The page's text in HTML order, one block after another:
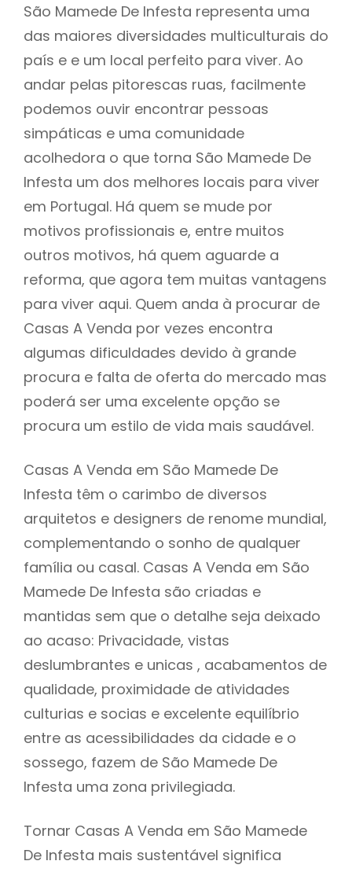
São Mamede De Infesta representa uma
das maiores diversidades multiculturais do
país e e um local perfeito para viver. Ao
andar pelas pitorescas ruas, facilmente
podemos ouvir encontrar pessoas
simpáticas e uma comunidade
acolhedora o que torna São Mamede De
Infesta um dos melhores locais para viver
em Portugal. Há quem se mude por
motivos profissionais e, entre muitos
outros motivos, há quem aguarde a
reforma, que agora tem muitas vantagens
para viver aqui. Quem anda à procurar de
Casas A Venda por vezes encontra
algumas dificuldades devido à grande
procura e falta de oferta do mercado mas
poderá ser uma excelente opção se
procura um estilo de vida mais saudável.
Casas A Venda em São Mamede De
Infesta têm o carimbo de diversos
arquitetos e designers de renome mundial,
complementando o sonho de qualquer
família ou casal. Casas A Venda em São
Mamede De Infesta são criadas e
mantidas sem que o detalhe seja deixado
ao acaso: Privacidade, vistas
deslumbrantes e unicas , acabamentos de
qualidade, proximidade de atividades
culturias e socias e excelente equilíbrio
entre as acessibilidades da cidade e o
sossego, fazem de São Mamede De
Infesta uma zona privilegiada.
Tornar Casas A Venda em São Mamede
De Infesta mais sustentável significa